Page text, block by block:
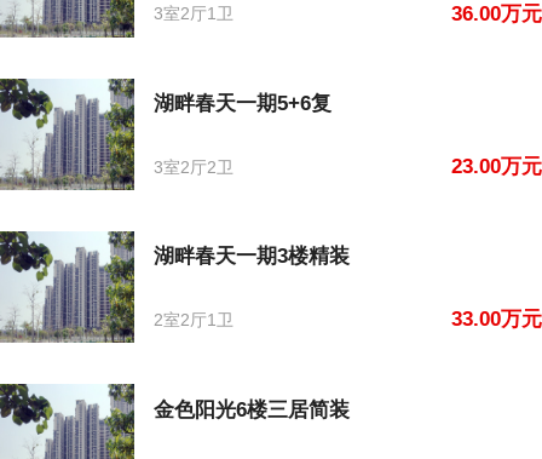
3室2厅1卫 36.00万元
湖畔春天一期5+6复
3室2厅2卫 23.00万元
湖畔春天一期3楼精装
2室2厅1卫 33.00万元
金色阳光6楼三居简装